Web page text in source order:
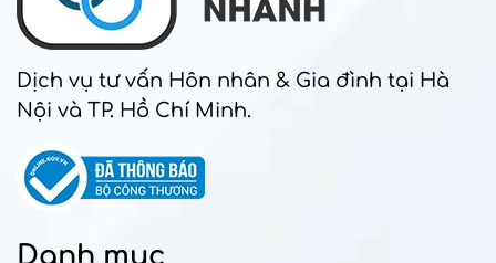
Dịch vụ tư vấn Hôn nhân & Gia đình tại Hà
Nội và TP. Hồ Chí Minh.
Danh mục